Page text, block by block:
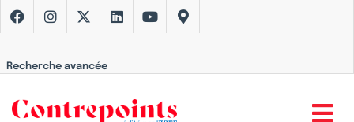
Recherche avancée